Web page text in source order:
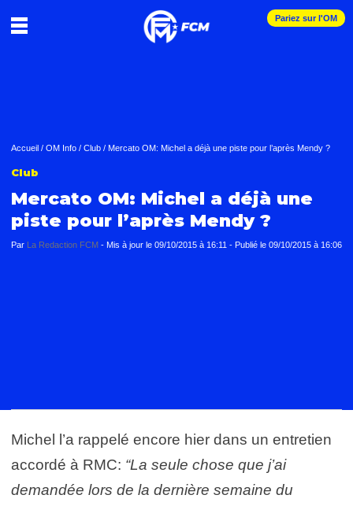
Pariez sur l'OM
Accueil / OM Info / Club / Mercato OM: Michel a déjà une piste pour l’après Mendy ?
Club
Mercato OM: Michel a déjà une
piste pour l’après Mendy ?
Par La Redaction FCM - Mis à jour le 09/10/2015 à 16:11 - Publié le 09/10/2015 à 16:06
Michel l’a rappelé encore hier dans un entretien
accordé à RMC: “La seule chose que j’ai
demandée lors de la dernière semaine du